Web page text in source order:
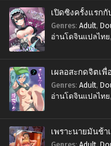
เปิดซิงครั้งแรกกั
Genres: Adult,
อ่านโดจินแปลไทย,
เผลอสะกดจิตเพื่
Genres: Adult,
อ่านโดจินแปลไทย,
เพราะนายมันช้า